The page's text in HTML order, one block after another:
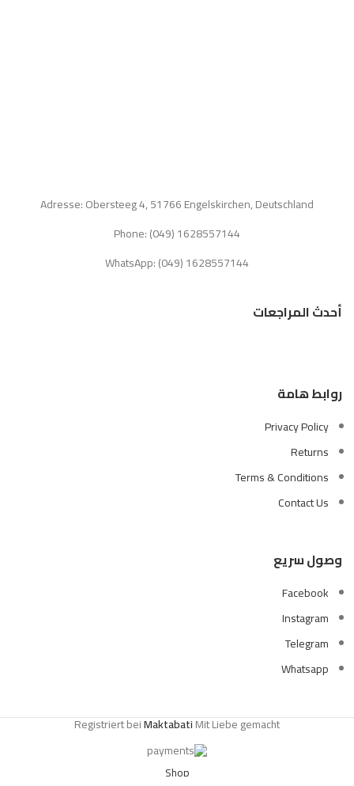
Adresse: Obersteeg 4, 51766 Engelskirchen, Deutschland
Phone: (049) 1628557144
WhatsApp: (049) 1628557144
أحدث المراجعات
روابط هامة
Privacy Policy
Returns
Terms & Conditions
Contact Us
وصول سريع
Facebook
Instagram
Telegram
Whatsapp
Registriert beiMaktabatiMit Liebe gemacht
Shop